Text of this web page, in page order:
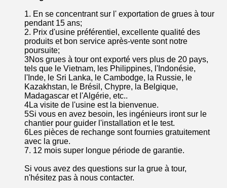
1. En se concentrant sur l' exportation de grues à tour
pendant 15 ans;
2. Prix d'usine préférentiel, excellente qualité des
produits et bon service après-vente sont notre
poursuite;
3Nos grues à tour ont exporté vers plus de 20 pays,
tels que le Vietnam, les Philippines, l'Indonésie,
l'Inde, le Sri Lanka, le Cambodge, la Russie, le
Kazakhstan, le Brésil, Chypre, la Belgique,
Madagascar et l'Algérie, etc..
4La visite de l'usine est la bienvenue.
5Si vous en avez besoin, les ingénieurs iront sur le
chantier pour guider l'installation et le test.
6Les pièces de rechange sont fournies gratuitement
avec la grue.
7. 12 mois super longue période de garantie.
Si vous avez des questions sur la grue à tour,
n'hésitez pas à nous contacter.